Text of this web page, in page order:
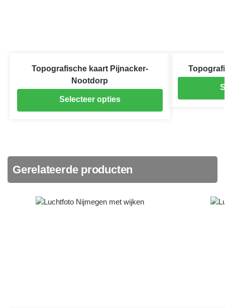
Topografische kaart Pijnacker-
Nootdorp
Selecteer opties
Gerelateerde producten